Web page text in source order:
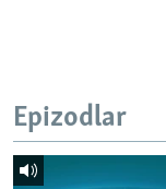
Epizodlar